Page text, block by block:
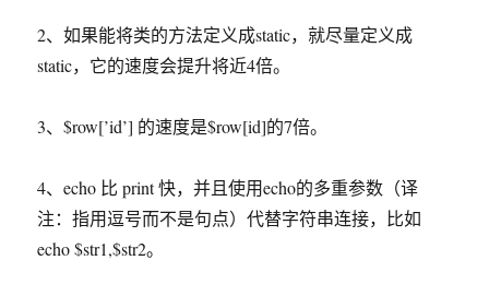
法
2、如果能将类的方法定义成static，就尽量定义成
static，它的速度会提升将近4倍。
3、$row[’id’] 的速度是$row[id]的7倍。
4、echo 比 print 快，并且使用echo的多重参数（译
注：指用逗号而不是句点）代替字符串连接，比如
echo $str1,$str2。